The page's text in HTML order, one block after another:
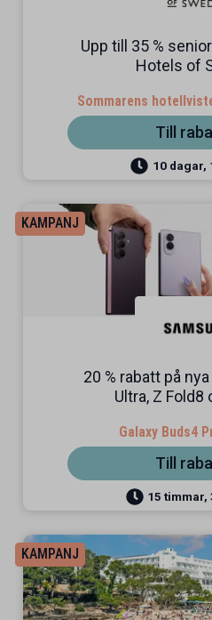
Upp till 35 %
Hotels of
Sommarens
Till
10 dagar,
KAMPANJ
20 % rabatt på
Ultra, Z Fold8
Galaxy Buds4
Till
15 timmar,
KAMPANJ